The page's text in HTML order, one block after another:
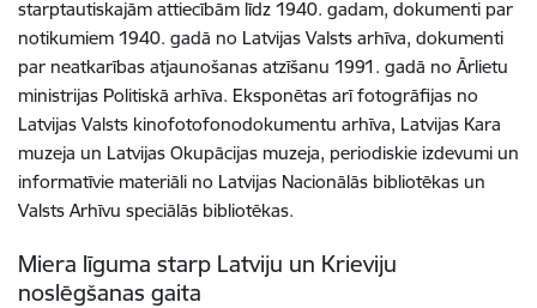
starptautiskajām attiecībām līdz 1940. gadam, dokumenti par
notikumiem 1940. gadā no Latvijas Valsts arhīva, dokumenti
par neatkarības atjaunošanas atzīšanu 1991. gadā no Ārlietu
ministrijas Politiskā arhīva. Eksponētas arī fotogrāfijas no
Latvijas Valsts kinofotofonodokumentu arhīva, Latvijas Kara
muzeja un Latvijas Okupācijas muzeja, periodiskie izdevumi un
informatīvie materiāli no Latvijas Nacionālās bibliotēkas un
Valsts Arhīvu speciālās bibliotēkas.
Miera līguma starp Latviju un Krieviju
noslēgšanas gaita